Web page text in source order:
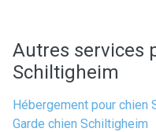
Autres services
Schiltigheim
Hébergement pour chien
Garde chien Schiltigheim